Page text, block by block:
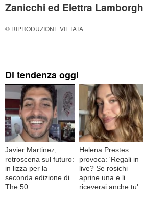
Zanicchi ed Elettra
© RIPRODUZIONE VIETATA
Di tendenza oggi
Javier Martinez,
retroscena sul futuro:
in lizza per la
seconda edizione di
The 50
Helena Prestes
provoca: 'Regali in
live? Se rosichi
aprine una e li
riceverai anche tu'